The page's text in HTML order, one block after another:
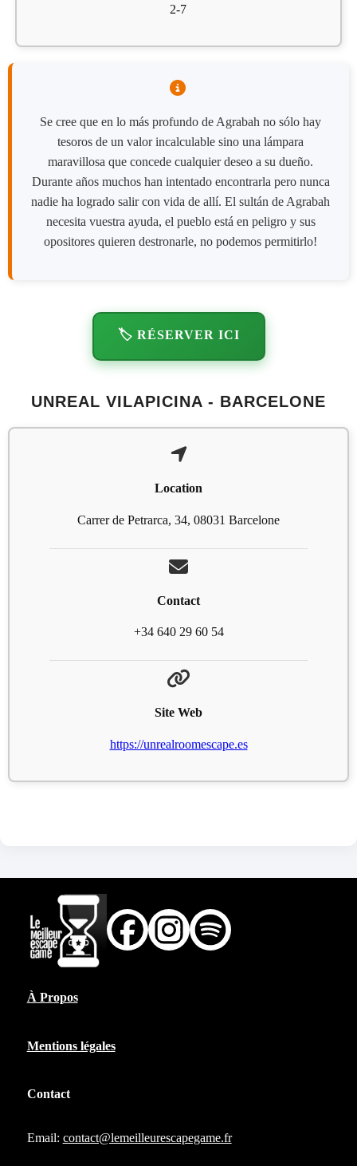
2-7
Se cree que en lo más profundo de Agrabah no sólo hay
tesoros de un valor incalculable sino una lámpara
maravillosa que concede cualquier deseo a su dueño.
Durante años muchos han intentado encontrarla pero nunca
nadie ha logrado salir con vida de allí. El sultán de Agrabah
necesita vuestra ayuda, el pueblo está en peligro y sus
opositores quieren destronarle, no podemos permitirlo!
🏷️ RÉSERVER ICI
UNREAL VILAPICINA - BARCELONE
Location
Carrer de Petrarca, 34, 08031 Barcelone
Contact
+34 640 29 60 54
Site Web
https://unrealroomescape.es
À Propos
Mentions légales
Contact
Email: contact@lemeilleurescapegame.fr